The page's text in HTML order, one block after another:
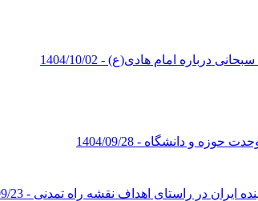
درباره امام هادی(ع) - 1404/10/02
حوزه و دانشگاه - 1404/09/28
ایران در راستای اهداف نقشه راه تمدنی - 1404/09/23